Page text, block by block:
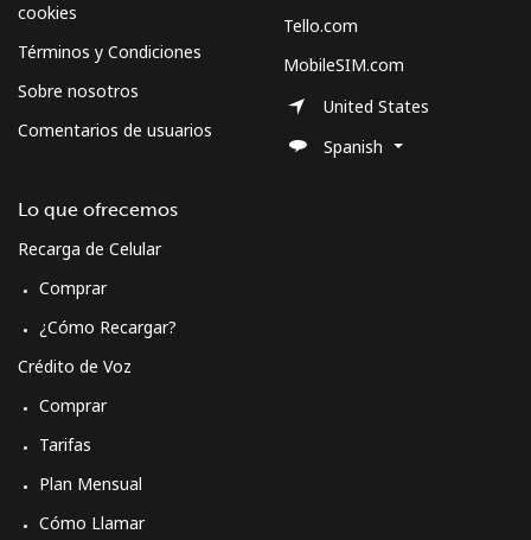
cookies
Términos y Condiciones
Sobre nosotros
Comentarios de usuarios
Lo que ofrecemos
Recarga de Celular
Comprar
¿Cómo Recargar?
Crédito de Voz
Comprar
Tarifas
Plan Mensual
Cómo Llamar
Tello.com
MobileSIM.com
United States
Spanish